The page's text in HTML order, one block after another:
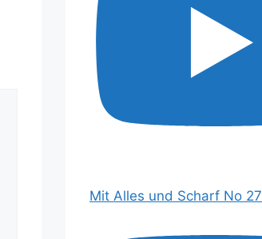
Mit Alles und Scharf No 27